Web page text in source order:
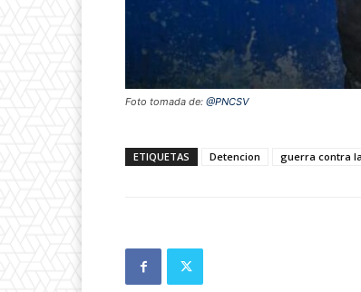
Foto tomada de: @PNCSV
ETIQUETAS Detencion guerra contra